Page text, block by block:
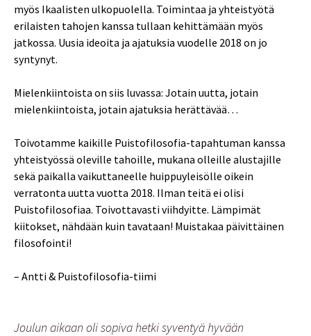
myös Ikaalisten ulkopuolella. Toimintaa ja yhteistyötä
erilaisten tahojen kanssa tullaan kehittämään myös
jatkossa. Uusia ideoita ja ajatuksia vuodelle 2018 on jo
syntynyt.
Mielenkiintoista on siis luvassa: Jotain uutta, jotain
mielenkiintoista, jotain ajatuksia herättävää…
Toivotamme kaikille Puistofilosofia-tapahtuman kanssa
yhteistyössä oleville tahoille, mukana olleille alustajille
sekä paikalla vaikuttaneelle huippuyleisölle oikein
verratonta uutta vuotta 2018. Ilman teitä ei olisi
Puistofilosofiaa. Toivottavasti viihdyitte. Lämpimät
kiitokset, nähdään kuin tavataan! Muistakaa päivittäinen
filosofointi!
– Antti & Puistofilosofia-tiimi
Joulun aikaan oli sopiva hetki syventyä hyvään